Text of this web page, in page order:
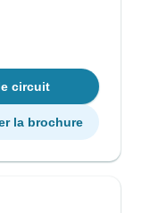
circuit
la brochure